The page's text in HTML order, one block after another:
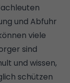
und Abfuhr
viele
sind
und wissen,
schützen